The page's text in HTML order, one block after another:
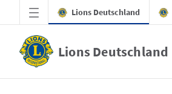
Zum Hauptinhalt springen
Lions Deutschland
Lions Deutschland